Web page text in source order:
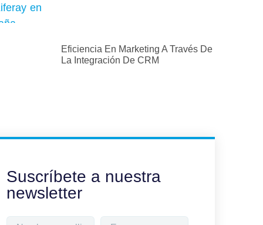
Eficiencia En Marketing A Través De
La Integración De CRM
Suscríbete a nuestra
newsletter